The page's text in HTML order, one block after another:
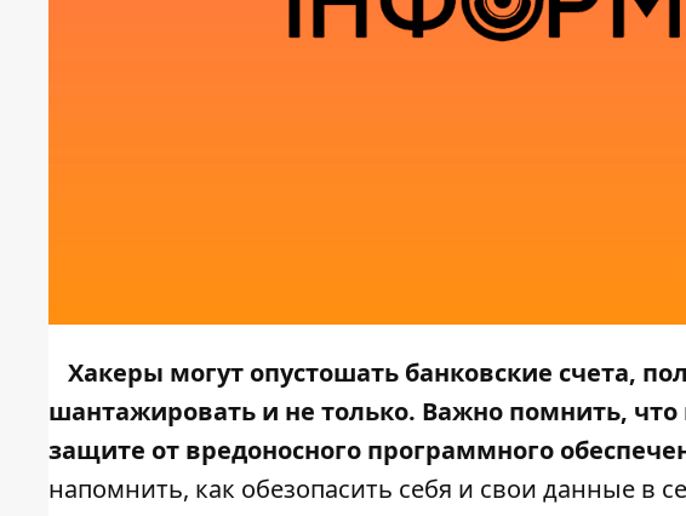
Хакеры могут опустошать банковские счета,
шантажировать и не только. Важно помнить,
защите от вредоносного программного
напомнить, как обезопасить себя и свои данные в